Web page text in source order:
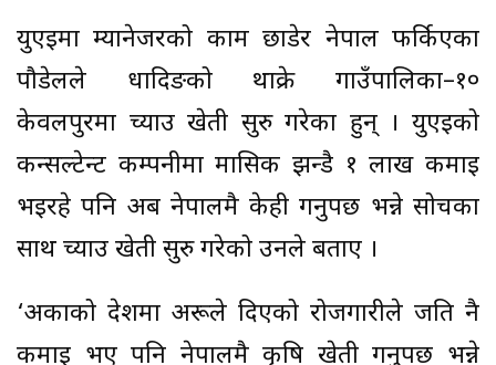
युएईमा म्यानेजरको काम छाडेर नेपाल फर्किएका
पौडेलले धादिङको थाक्रे गाउँपालिका–१०
केवलपुरमा च्याउ खेती सुरु गरेका हुन् । युएईको
कन्सल्टेन्ट कम्पनीमा मासिक झन्डै १ लाख कमाइ
भइरहे पनि अब नेपालमै केही गर्नुपर्छ भन्ने सोचका
साथ च्याउ खेती सुरु गरेको उनले बताए ।
‘अर्काको देशमा अरूले दिएको रोजगारीले जति नै
कमाइ भए पनि नेपालमै कृषि खेती गर्नुपर्छ भन्ने